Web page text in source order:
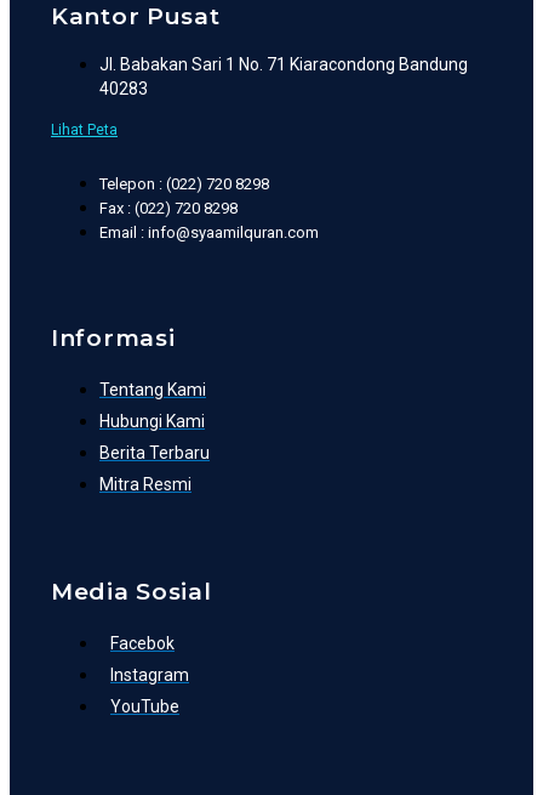
Kantor Pusat
Jl. Babakan Sari 1 No. 71 Kiaracondong Bandung
40283
Lihat Peta
Telepon : (022) 720 8298
Fax : (022) 720 8298
Email : info@syaamilquran.com
Informasi
Tentang Kami
Hubungi Kami
Berita Terbaru
Mitra Resmi
Media Sosial
Facebok
Instagram
YouTube